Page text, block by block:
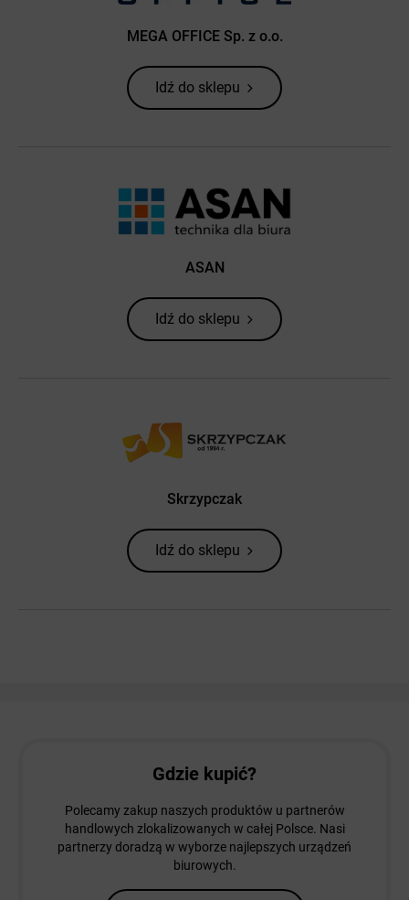
MEGA OFFICE Sp. z o.o.
Idź do sklepu
ASAN
Idź do sklepu
Skrzypczak
Idź do sklepu
Gdzie kupić?
Polecamy zakup naszych produktów u partnerów
handlowych zlokalizowanych w całej Polsce. Nasi
partnerzy doradzą w wyborze najlepszych urządzeń
biurowych.